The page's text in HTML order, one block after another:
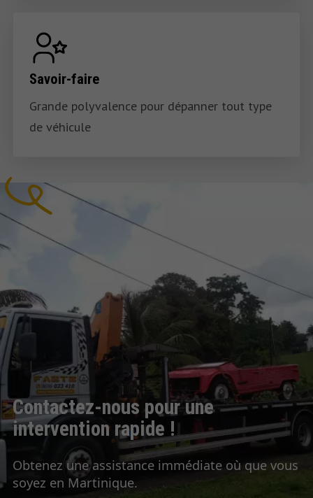
Savoir-faire
Grande polyvalence pour dépanner tout type
de véhicule
Contactez-nous pour une
intervention rapide !
Obtenez une assistance immédiate où que vous
soyez en Martinique.